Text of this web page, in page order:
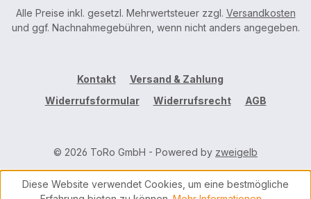
Alle Preise inkl. gesetzl. Mehrwertsteuer zzgl. Versandkosten
und ggf. Nachnahmegebühren, wenn nicht anders angegeben.
Kontakt
Versand & Zahlung
Widerrufsformular
Widerrufsrecht AGB
© 2026 ToRo GmbH - Powered by zweigelb
Diese Website verwendet Cookies, um eine bestmögliche